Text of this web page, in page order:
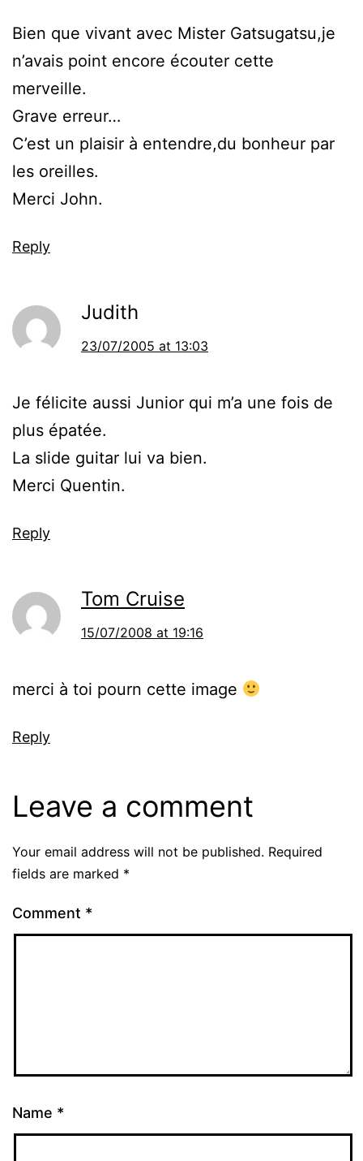
Bien que vivant avec Mister Gatsugatsu,je
n’avais point encore écouter cette
merveille.
Grave erreur…
C’est un plaisir à entendre,du bonheur par
les oreilles.
Merci John.
Reply
Judith
23/07/2005 at 13:03
Je félicite aussi Junior qui m’a une fois de
plus épatée.
La slide guitar lui va bien.
Merci Quentin.
Reply
Tom Cruise
15/07/2008 at 19:16
merci à toi pourn cette image
Reply
Leave a comment
Your email address will not be published. Required
fields are marked *
Comment *
Name *